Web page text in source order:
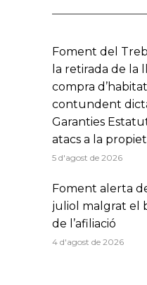
Foment del
la retirada de la
compra
contundent
Garanties
atacs a la
5 d'agost de 2026
Foment alerta
juliol malgrat el
de l’afiliació
4 d'agost de 2026